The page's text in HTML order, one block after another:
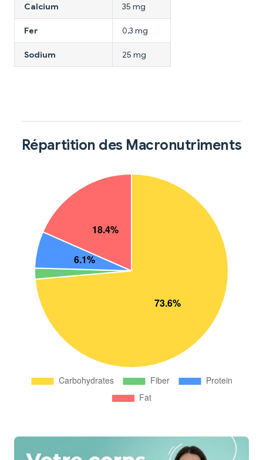
Calcium 35 mg
Fer 0,3 mg
Sodium 25 mg
Répartition des Macronutriments